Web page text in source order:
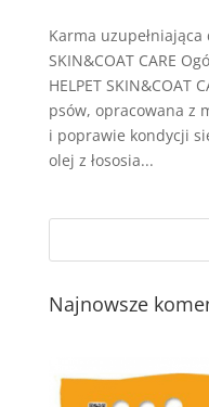
Karma uzupełniająca
SKIN&COAT CARE
HELPET SKIN&COAT
psów, opracowana z
i poprawie kondycji
olej z łososia...
Najnowsze